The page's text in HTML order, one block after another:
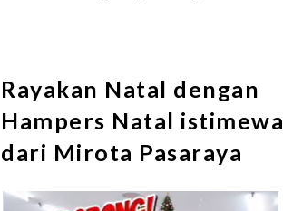
Rayakan Natal dengan
Hampers Natal istimewa
dari Mirota Pasaraya